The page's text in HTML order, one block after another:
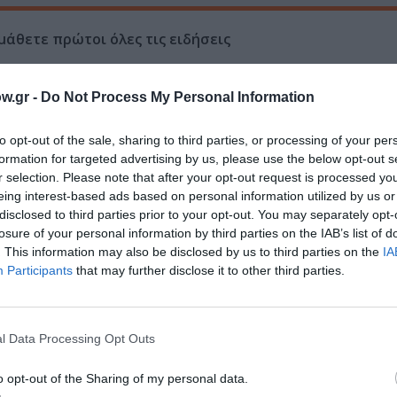
- Do Not Process My Personal Information
opt-out of the sale, sharing to third parties, or processing of your
for targeted advertising by us, please use the below opt-out
selection. Please note that after your opt-out request is processed
interest-based ads based on personal information utilized by us
to third parties prior to your opt-out. You may separately
of your personal information by third parties on the IAB’s list of
This information may also be disclosed by us to third parties on the
Participants that may further disclose it to other third parties.
Data Processing Opt Outs
opt-out of the Sharing of my personal data.
πρώτοι όλες τις ειδήσεις
στο
ΕΙΚΑΣΤΙΚΕΣ ΕΚΘΕΣΕΙΣ ΕΚΘΕΣΗ ΖΩΓΡΑΦΙΚΗΣ
ΖΩΓΡΑΦΙΚΗ
και τον Πολιτισμό!
το Culturenow.gr